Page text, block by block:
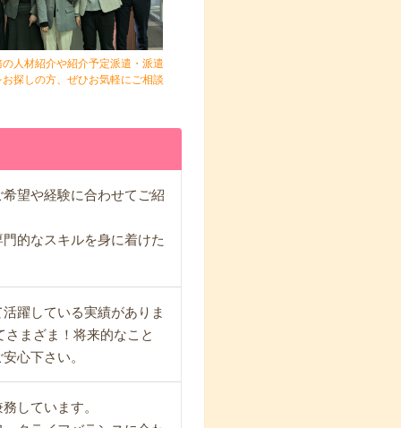
人材紹介や紹介予定派遣・派遣
探しの方、ぜひお気軽にご相談
望や経験に合わせてご紹
的なスキルを身に着けた
躍している実績がありま
まざま！将来的なこと
心下さい。
しています。